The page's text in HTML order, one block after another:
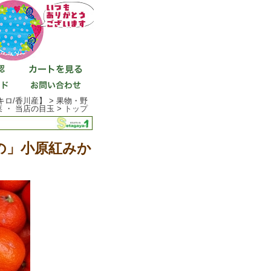
ロ/香川産】 > 果物・野
・ 当店の目玉 > トップ
」小原紅みか